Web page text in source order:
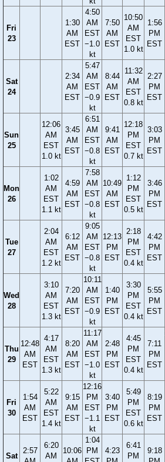
Fri
23
1:30
AM
EST
4:50
AM
EST
−1.0
kt
7:50
AM
EST
10:50
AM
EST
1.0 kt
1:56
PM
EST
Sat
24
2:34
AM
EST
5:47
AM
EST
−0.9
kt
8:44
AM
EST
11:32
AM
EST
0.8 kt
2:27
PM
EST
Sun
25
12:06
AM
EST
1.0 kt
3:45
AM
EST
6:51
AM
EST
−0.8
kt
9:41
AM
EST
12:18
PM
EST
0.7 kt
3:03
PM
EST
Mon
26
1:02
AM
EST
1.1 kt
4:59
AM
EST
7:58
AM
EST
−0.8
kt
10:49
AM
EST
1:12
PM
EST
0.5 kt
3:46
PM
EST
Tue
27
2:04
AM
EST
1.2 kt
6:12
AM
EST
9:05
AM
EST
−0.8
kt
12:13
PM
EST
2:18
PM
EST
0.4 kt
4:42
PM
EST
Wed
28
3:10
AM
EST
1.3 kt
7:20
AM
EST
10:11
AM
EST
−0.9
kt
1:40
PM
EST
3:30
PM
EST
0.4 kt
5:55
PM
EST
Thu
29
12:48
AM
EST
4:17
AM
EST
1.3 kt
8:20
AM
EST
11:17
AM
EST
−1.0
kt
2:48
PM
EST
4:45
PM
EST
0.4 kt
7:11
PM
EST
Fri
30
1:54
AM
EST
5:22
AM
EST
1.4 kt
9:15
AM
EST
12:16
PM
EST
−1.1
kt
3:40
PM
EST
5:49
PM
EST
0.6 kt
8:19
PM
EST
Sat
2:57
6:20
AM
10:06
1:04
PM
4:23
6:41
PM
9:18